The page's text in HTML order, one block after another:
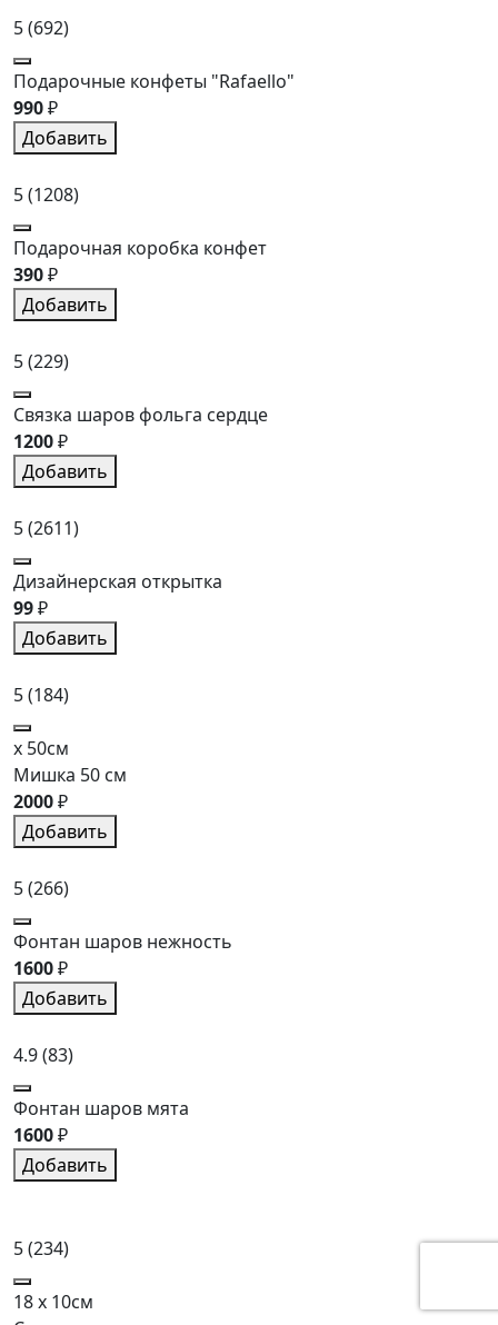
5(692)
Подарочные конфеты "Rafaello"
990₽
Добавить
5(1208)
Подарочная коробка конфет
390₽
Добавить
5(229)
Связка шаров фольга сердце
1200₽
Добавить
5(2611)
Дизайнерская открытка
99₽
Добавить
5(184)
x 50см
Мишка 50 см
2000₽
Добавить
5(266)
Фонтан шаров нежность
1600₽
Добавить
4.9(83)
Фонтан шаров мята
1600₽
Добавить
5(234)
18 x 10см